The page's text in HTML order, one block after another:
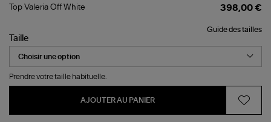
Top
White
Top Valeria Off White 398,00 €
Guide des tailles
Taille
Prendre votre taille habituelle.
AJOUTER AU PANIER